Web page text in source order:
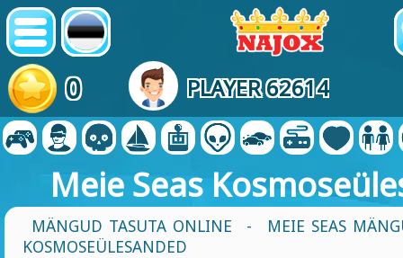
0 PLAYER 62614
Meie Seas
MÄNGUD TASUTA ONLINE -
MEIE SEAS
KOSMOSEÜLESANDED